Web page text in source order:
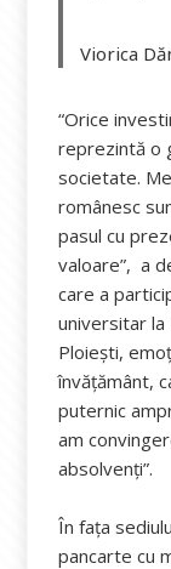
Viorica
“Orice
reprezintă o
societate.
românesc
pasul cu
valoare”, a
care a
universitar
Ploiești,
învățământ,
puternic
am
absolvenți”.
În faţa
pancarte cu